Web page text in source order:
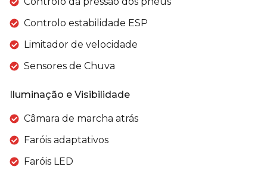
Controlo estabilidade ESP
Limitador de velocidade
Sensores de Chuva
Iluminação e Visibilidade
Câmara de marcha atrás
Faróis adaptativos
Faróis LED